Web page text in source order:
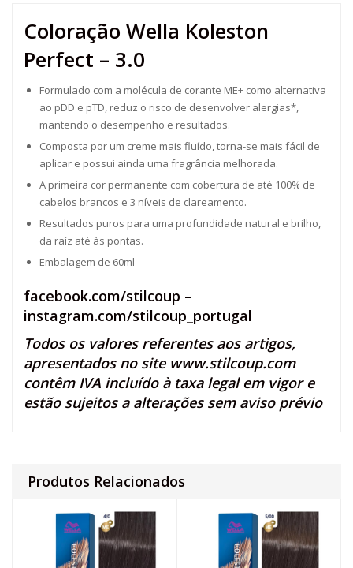
Coloração Wella Koleston
Perfect – 3.0
Formulado com a molécula de corante ME+ como alternativa
ao pDD e pTD, reduz o risco de desenvolver alergias*,
mantendo o desempenho e resultados.
Composta por um creme mais fluído, torna-se mais fácil de
aplicar e possui ainda uma fragrância melhorada.
A primeira cor permanente com cobertura de até 100% de
cabelos brancos e 3 níveis de clareamento.
Resultados puros para uma profundidade natural e brilho,
da raíz até às pontas.
Embalagem de 60ml
facebook.com/stilcoup –
instagram.com/stilcoup_portugal
Todos os valores referentes aos artigos,
apresentados no site www.stilcoup.com
contêm IVA incluído à taxa legal em vigor e
estão sujeitos a alterações sem aviso prévio
Produtos Relacionados